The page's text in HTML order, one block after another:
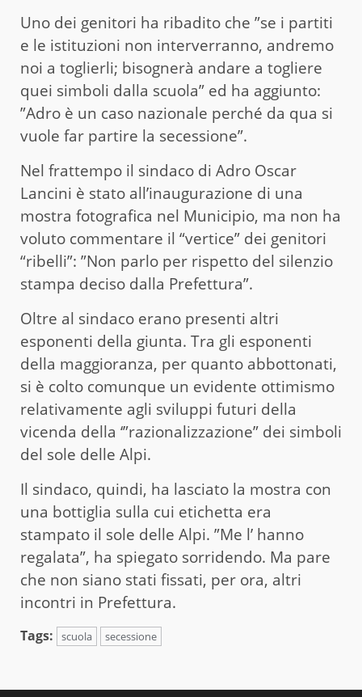
Uno dei genitori ha ribadito che ”se i partiti
e le istituzioni non interverranno, andremo
noi a toglierli; bisognerà andare a togliere
quei simboli dalla scuola” ed ha aggiunto:
”Adro è un caso nazionale perché da qua si
vuole far partire la secessione”.
Nel frattempo il sindaco di Adro Oscar
Lancini è stato all’inaugurazione di una
mostra fotografica nel Municipio, ma non ha
voluto commentare il “vertice” dei genitori
“ribelli”: ”Non parlo per rispetto del silenzio
stampa deciso dalla Prefettura”.
Oltre al sindaco erano presenti altri
esponenti della giunta. Tra gli esponenti
della maggioranza, per quanto abbottonati,
si è colto comunque un evidente ottimismo
relativamente agli sviluppi futuri della
vicenda della ‘”razionalizzazione” dei simboli
del sole delle Alpi.
Il sindaco, quindi, ha lasciato la mostra con
una bottiglia sulla cui etichetta era
stampato il sole delle Alpi. ”Me l’ hanno
regalata”, ha spiegato sorridendo. Ma pare
che non siano stati fissati, per ora, altri
incontri in Prefettura.
Tags: scuola secessione